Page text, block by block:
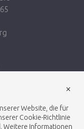
Geschäftsbedingungen
Website, die für
Cookie-Richtlinie
Weitere Informationen
×